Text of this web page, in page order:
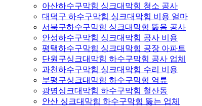
아산하수구막힘 싱크대막힘 청소 공사
대덕구 하수구막힘 싱크대막힘 비용 얼마
서북구하수구막힘 싱크대막힘 뚫음 공사
안성하수구막힘 싱크대막힘 공사 비용
평택하수구막힘 싱크대막힘 공장 아파트
단원구싱크대막힘 하수구막힘 공사 업체
과천하수구막힘 싱크대막힘 수리 비용
부평구싱크대막힘 하수구막힘 역류
광명싱크대막힘 하수구막힘 철산동
안산 싱크대막힘 하수구막힘 뚫는 업체